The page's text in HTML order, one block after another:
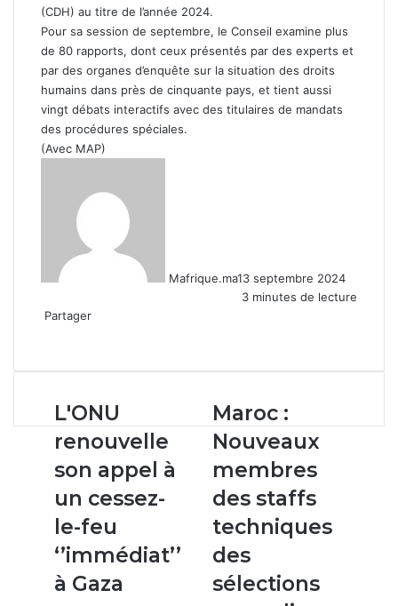
(CDH) au titre de l’année 2024.
Pour sa session de septembre, le Conseil examine plus
de 80 rapports, dont ceux présentés par des experts et
par des organes d’enquête sur la situation des droits
humains dans près de cinquante pays, et tient aussi
vingt débats interactifs avec des titulaires de mandats
des procédures spéciales.
(Avec MAP)
Mafrique.ma13 septembre 2024
3 minutes de lecture
Partager
email
L'ONU
renouvelle
son
appel
à
un
cessez-
le-
feu
‘’immédiat’’
à
L'ONU
renouvelle
son appel à
un cessez-
le-feu
‘’immédiat’’
à Gaza
Maroc :
Nouveaux
membres
des
staffs
techniques
des
sélections
masculines
féminines
Maroc :
Nouveaux
membres
des staffs
techniques
des
sélections